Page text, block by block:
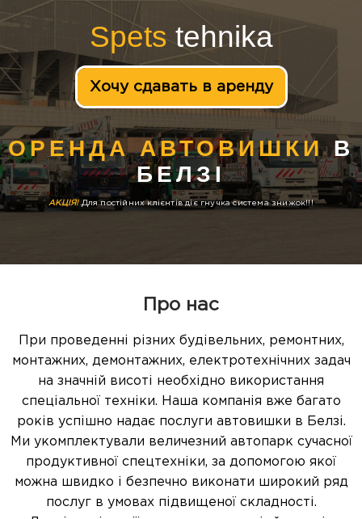
Spetstehnika
Хочу сдавать в аренду
ОРЕНДА АВТОВИШКИВ
БЕЛЗІ
АКЦІЯ!Для постійних клієнтів діє гнучка система знижок!!!
Про нас
При проведенні різних будівельних, ремонтних,
монтажних, демонтажних, електротехнічних задач
на значній висоті необхідно використання
спеціальної техніки. Наша компанія вже багато
років успішно надає послуги автовишки в Белзі.
Ми укомплектували величезний автопарк сучасної
продуктивної спецтехніки, за допомогою якої
можна швидко і безпечно виконати широкий ряд
послуг в умовах підвищеної складності.